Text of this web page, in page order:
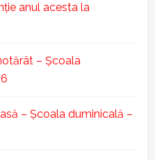
anul acesta la
– Școala
– Școala duminicală –